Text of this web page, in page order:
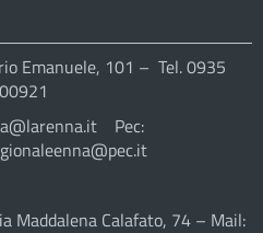
Emanuele, 101 – Tel. 0935
Pec:
Maddalena Calafato, 74 – Mail: